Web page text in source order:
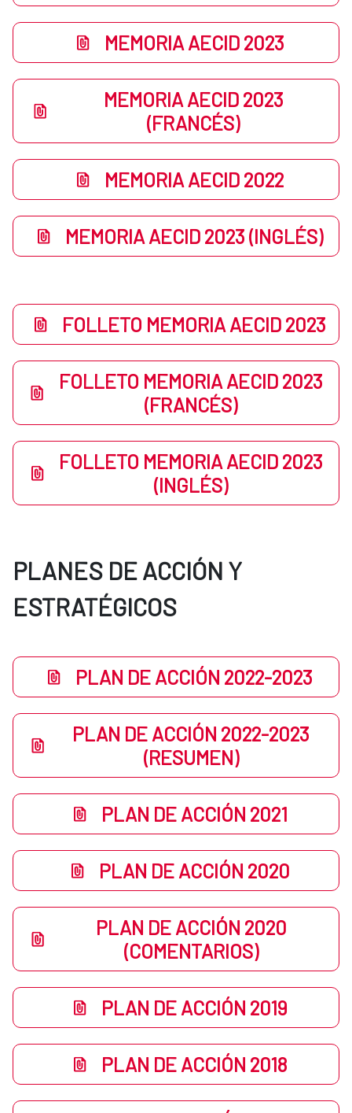
MEMORIA AECID 2023
MEMORIA AECID 2023
(FRANCÉS)
MEMORIA AECID 2022
MEMORIA AECID 2023 (INGLÉS)
FOLLETO MEMORIA AECID 2023
FOLLETO MEMORIA AECID 2023
(FRANCÉS)
FOLLETO MEMORIA AECID 2023
(INGLÉS)
PLANES DE ACCIÓN Y
ESTRATÉGICOS
PLAN DE ACCIÓN 2022-2023
PLAN DE ACCIÓN 2022-2023
(RESUMEN)
PLAN DE ACCIÓN 2021
PLAN DE ACCIÓN 2020
PLAN DE ACCIÓN 2020
(COMENTARIOS)
PLAN DE ACCIÓN 2019
PLAN DE ACCIÓN 2018